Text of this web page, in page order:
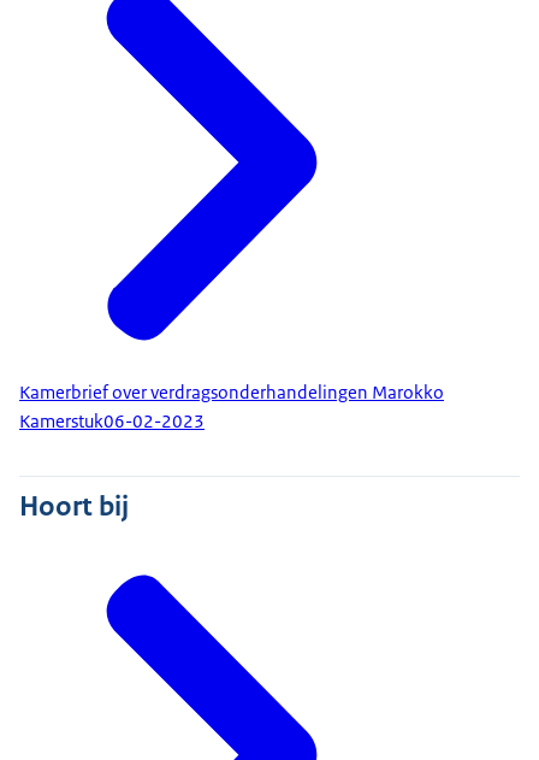
Kamerbrief over verdragsonderhandelingen Marokko
Kamerstuk06-02-2023
Hoort bij